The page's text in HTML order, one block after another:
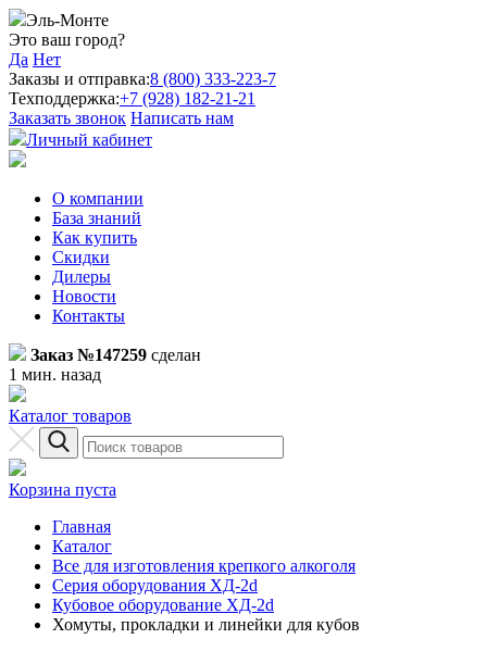
Эль-Монте
Это ваш город?
Да Нет
Заказы и отправка:8 (800) 333-223-7
Техподдержка:+7 (928) 182-21-21
Заказать звонок Написать нам
Личный кабинет
О компании
База знаний
Как купить
Скидки
Дилеры
Новости
Контакты
Заказ №147259 сделан
1 мин. назад
Каталог товаров
Корзина пуста
Главная
Каталог
Все для изготовления крепкого алкоголя
Серия оборудования ХД-2d
Кубовое оборудование ХД-2d
Хомуты, прокладки и линейки для кубов